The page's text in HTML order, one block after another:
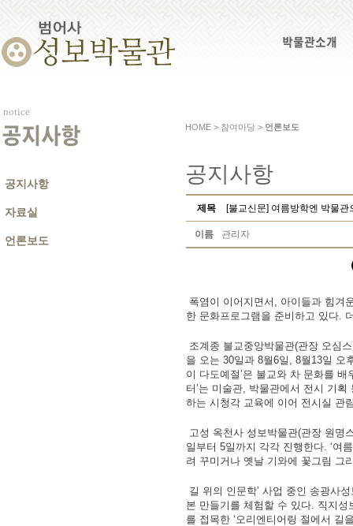
박물관소개
notice
공지사항
공지사항
자료실
언론보도
HOME > 참여마당 > 언론보도
공지사항
제목 [불교신문] 여름방학엔 박물관
이름 관리자
폭염이 이어지면서, 아이들과 힘겨
한 문화프로그램을 준비하고 있다.
조계종 불교중앙박물관(관장 오심
을 오는 30일과 8월6일, 8월13일 오
이 다도예절’은 불교와 차 문화를
터’는 미술관, 박물관에서 전시 기
하는 시청각 교육에 이어 전시실 관
고성 옥천사 성보박물관(관장 원명
일부터 5일까지 각각 진행한다. ‘여
려 꾸미거나 옛날 기와에 꽃그림 그
길 위의 인문학’ 사업 중인 송광사
본 만들기를 체험할 수 있다. 직지
를 접목한 ‘오리엔티어링 절에서 길